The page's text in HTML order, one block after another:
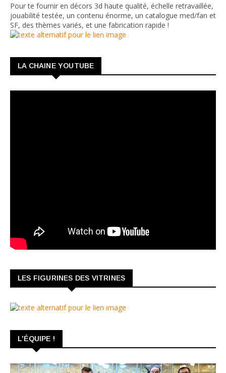
Pour te fournir en décors 3d haute qualité, échelle retravaillée,
jouabilité testée, un contenu énorme, un catalogue med/fan et
SF, des thèmes variés, et une fabrication rapide !
LA CHAINE YOUTUBE
LES FIGURINES DES VITRINES
L'ÉQUIPE !